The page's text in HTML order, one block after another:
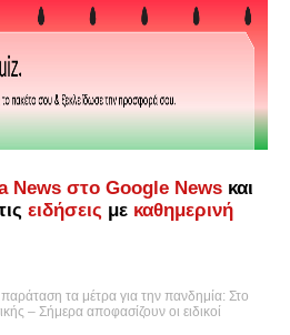
News στο Google News και
ειδήσεις με καθημερινή
τα μέτρα για την πανδημία: Στο
– Σήμερα αποφασίζουν οι ειδικοί